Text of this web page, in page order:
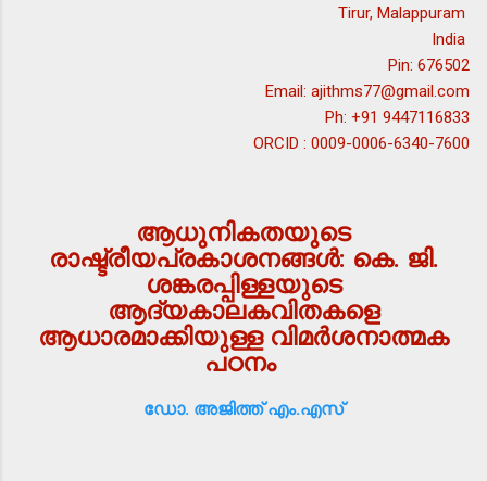
Tirur, Malappuram
India
Pin: 676502
Email: ajithms77@gmail.com
Ph: +91 9447116833
ORCID : 0009-0006-6340-7600
ആധുനികതയുടെ
രാഷ്ട്രീയപ്രകാശനങ്ങള്‍: കെ. ജി.
ശങ്കരപ്പിള്ളയുടെ
ആദ്യകാലകവിതകളെ
ആധാരമാക്കിയുള്ള വിമര്‍ശനാത്മക
പഠനം
ഡോ. അജിത്ത് എം.എസ്